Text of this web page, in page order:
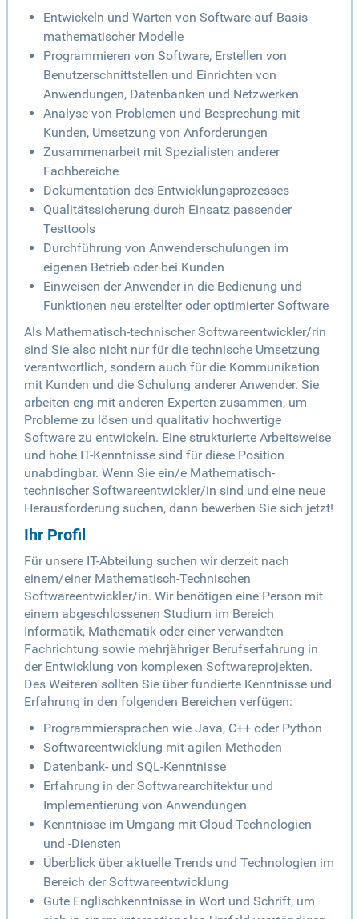
Entwickeln und Warten von Software auf Basis
mathematischer Modelle
Programmieren von Software, Erstellen von
Benutzerschnittstellen und Einrichten von
Anwendungen, Datenbanken und Netzwerken
Analyse von Problemen und Besprechung mit
Kunden, Umsetzung von Anforderungen
Zusammenarbeit mit Spezialisten anderer
Fachbereiche
Dokumentation des Entwicklungsprozesses
Qualitätssicherung durch Einsatz passender
Testtools
Durchführung von Anwenderschulungen im
eigenen Betrieb oder bei Kunden
Einweisen der Anwender in die Bedienung und
Funktionen neu erstellter oder optimierter Software
Als Mathematisch-technischer Softwareentwickler/rin
sind Sie also nicht nur für die technische Umsetzung
verantwortlich, sondern auch für die Kommunikation
mit Kunden und die Schulung anderer Anwender. Sie
arbeiten eng mit anderen Experten zusammen, um
Probleme zu lösen und qualitativ hochwertige
Software zu entwickeln. Eine strukturierte Arbeitsweise
und hohe IT-Kenntnisse sind für diese Position
unabdingbar. Wenn Sie ein/e Mathematisch-
technischer Softwareentwickler/in sind und eine neue
Herausforderung suchen, dann bewerben Sie sich jetzt!
Ihr Profil
Für unsere IT-Abteilung suchen wir derzeit nach
einem/einer Mathematisch-Technischen
Softwareentwickler/in. Wir benötigen eine Person mit
einem abgeschlossenen Studium im Bereich
Informatik, Mathematik oder einer verwandten
Fachrichtung sowie mehrjähriger Berufserfahrung in
der Entwicklung von komplexen Softwareprojekten.
Des Weiteren sollten Sie über fundierte Kenntnisse und
Erfahrung in den folgenden Bereichen verfügen:
Programmiersprachen wie Java, C++ oder Python
Softwareentwicklung mit agilen Methoden
Datenbank- und SQL-Kenntnisse
Erfahrung in der Softwarearchitektur und
Implementierung von Anwendungen
Kenntnisse im Umgang mit Cloud-Technologien
und -Diensten
Überblick über aktuelle Trends und Technologien im
Bereich der Softwareentwicklung
Gute Englischkenntnisse in Wort und Schrift, um